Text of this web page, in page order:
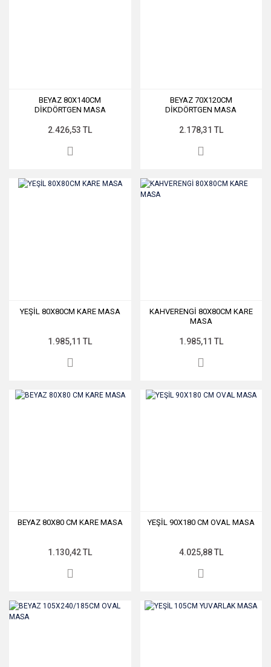
BEYAZ 80X140CM
DİKDÖRTGEN MASA
2.426,53 TL
BEYAZ 70X120CM
DİKDÖRTGEN MASA
2.178,31 TL
YEŞİL 80X80CM KARE MASA
1.985,11 TL
KAHVERENGİ 80X80CM KARE
MASA
1.985,11 TL
BEYAZ 80X80 CM KARE MASA
1.130,42 TL
YEŞİL 90X180 CM OVAL MASA
4.025,88 TL